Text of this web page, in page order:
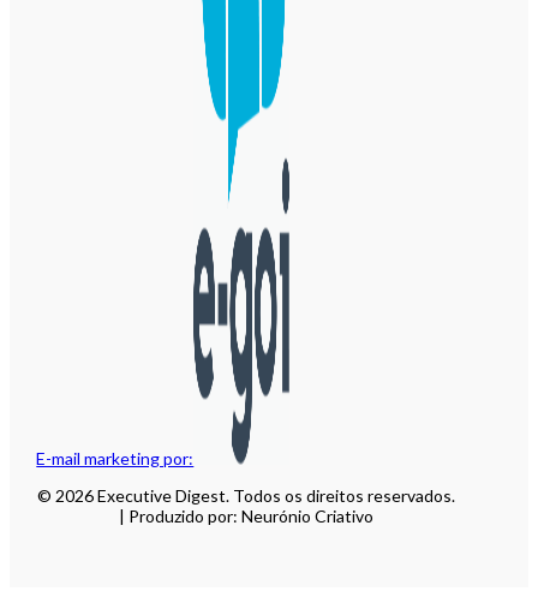
E-mail marketing por:
© 2026 Executive Digest. Todos os direitos reservados.
| Produzido por: Neurónio Criativo